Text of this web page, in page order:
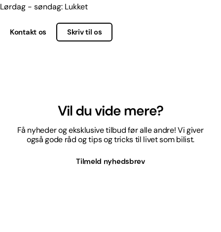
Lørdag - søndag: Lukket
Kontakt os Skriv til os
Vil du vide mere?
Få nyheder og eksklusive tilbud før alle andre! Vi giver
også gode råd og tips og tricks til livet som bilist.
Tilmeld nyhedsbrev